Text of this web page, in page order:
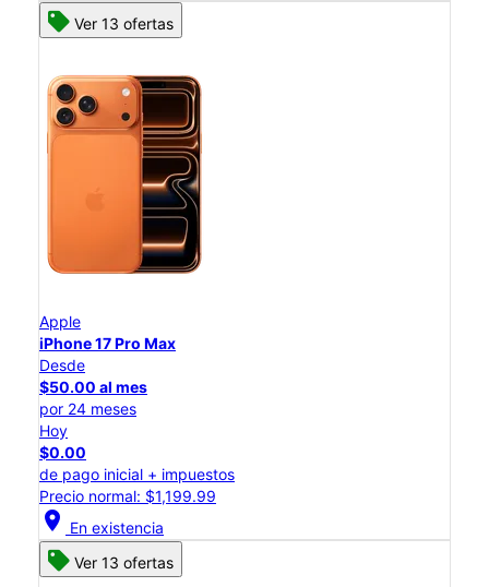
Ver 13 ofertas
Apple
iPhone 17 Pro Max
Desde
$50.00 al mes
por 24 meses
Hoy
$0.00
de pago inicial + impuestos
Precio normal: $1,199.99
location_on En existencia
Ver 13 ofertas